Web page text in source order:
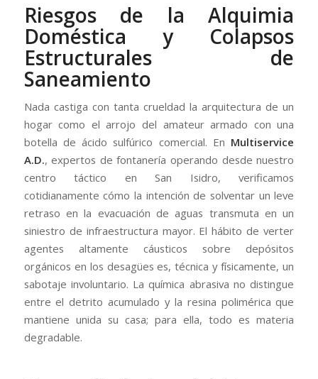
Riesgos de la Alquimia
Doméstica y Colapsos
Estructurales de
Saneamiento
Nada castiga con tanta crueldad la arquitectura de un
hogar como el arrojo del amateur armado con una
botella de ácido sulfúrico comercial. En Multiservice
A.D., expertos de fontanería operando desde nuestro
centro táctico en San Isidro, verificamos
cotidianamente cómo la intención de solventar un leve
retraso en la evacuación de aguas transmuta en un
siniestro de infraestructura mayor. El hábito de verter
agentes altamente cáusticos sobre depósitos
orgánicos en los desagües es, técnica y físicamente, un
sabotaje involuntario. La química abrasiva no distingue
entre el detrito acumulado y la resina polimérica que
mantiene unida su casa; para ella, todo es materia
degradable.